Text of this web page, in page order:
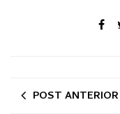
POST ANTERIOR